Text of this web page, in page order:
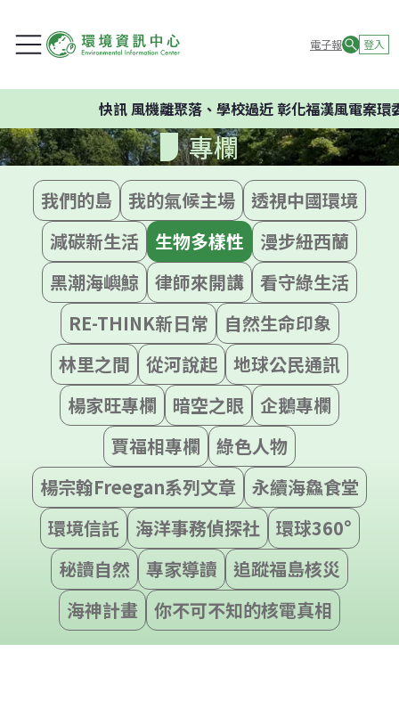
電子報 登入
快訊風機離聚落、學校過近 彰化福漢風電案環委
專欄
我們的島 我的氣候主場
透視中國環境
減碳新生活
生物多樣性
漫步紐西蘭
黑潮海嶼鯨
律師來開講
看守綠生活
RE-THINK新日常
自然生命印象
林里之間
從河說起
地球公民通訊
楊家旺專欄
暗空之眼
企鵝專欄
賈福相專欄
綠色人物
楊宗翰Freegan系列文章
永續海鱻食堂
環境信託
海洋事務偵探社
環球360°
秘讀自然
專家導讀
追蹤福島核災
海神計畫
你不可不知的核電真相